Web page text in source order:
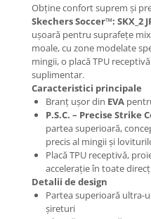
Obține confort suprem și
Skechers Soccer™: SKX_2
ușoară pentru suprafețe
moale, cu zone modelate
mingii, o placă TPU
suplimentar.
Caracteristici principale
Branț ușor din EVA
P.S.C. – Precise Strike
partea superioară,
precis al mingii și
Placă TPU receptivă,
accelerație în toate
Detalii de design
Partea superioară ultra-
șireturi